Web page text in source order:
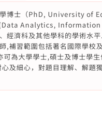
博士（PhD, University of
Analytics,
經濟科及其他學科的學術水
,補習範圍包括著名國際學
可為大學學士,碩士及博士
及細心，對題目理解、解題